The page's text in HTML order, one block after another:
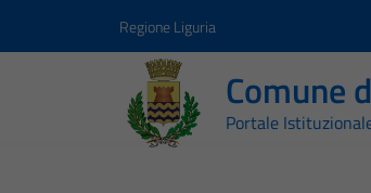
Regione Liguria
Comune
Portale